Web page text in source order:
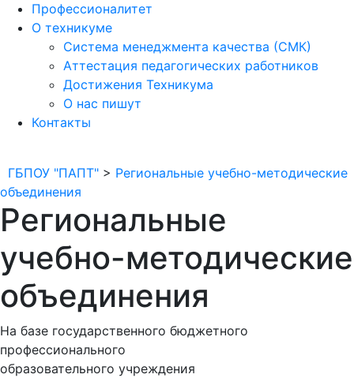
Профессионалитет
О техникуме
Система менеджмента качества (СМК)
Аттестация педагогических работников
Достижения Техникума
О нас пишут
Контакты
ГБПОУ "ПАПТ" > Региональные учебно-методические
объединения
Региональные
учебно-методические
объединения
На базе государственного бюджетного
профессионального
образовательного учреждения